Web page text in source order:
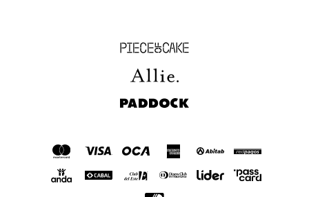
Piece of Cake
Allie
Paddock